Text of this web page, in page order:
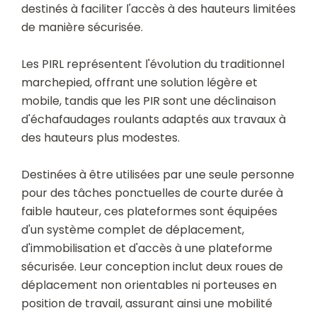
destinés à faciliter l'accès à des hauteurs limitées
de manière sécurisée.
Les PIRL représentent l'évolution du traditionnel
marchepied, offrant une solution légère et
mobile, tandis que les PIR sont une déclinaison
d'échafaudages roulants adaptés aux travaux à
des hauteurs plus modestes.
Destinées à être utilisées par une seule personne
pour des tâches ponctuelles de courte durée à
faible hauteur, ces plateformes sont équipées
d'un système complet de déplacement,
d'immobilisation et d'accès à une plateforme
sécurisée. Leur conception inclut deux roues de
déplacement non orientables ni porteuses en
position de travail, assurant ainsi une mobilité